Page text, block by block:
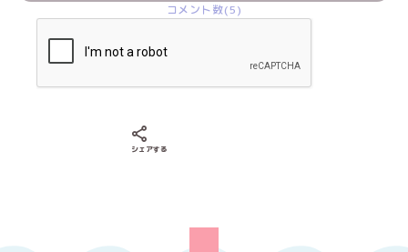
コメント数(5)
シェアする